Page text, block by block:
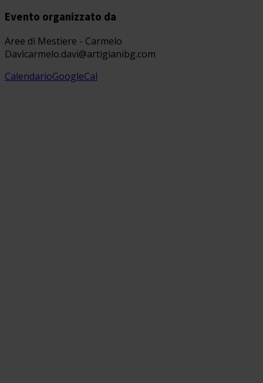
Evento organizzato da
Aree di Mestiere - Carmelo
Davìcarmelo.davi@artigianibg.com
CalendarioGoogleCal